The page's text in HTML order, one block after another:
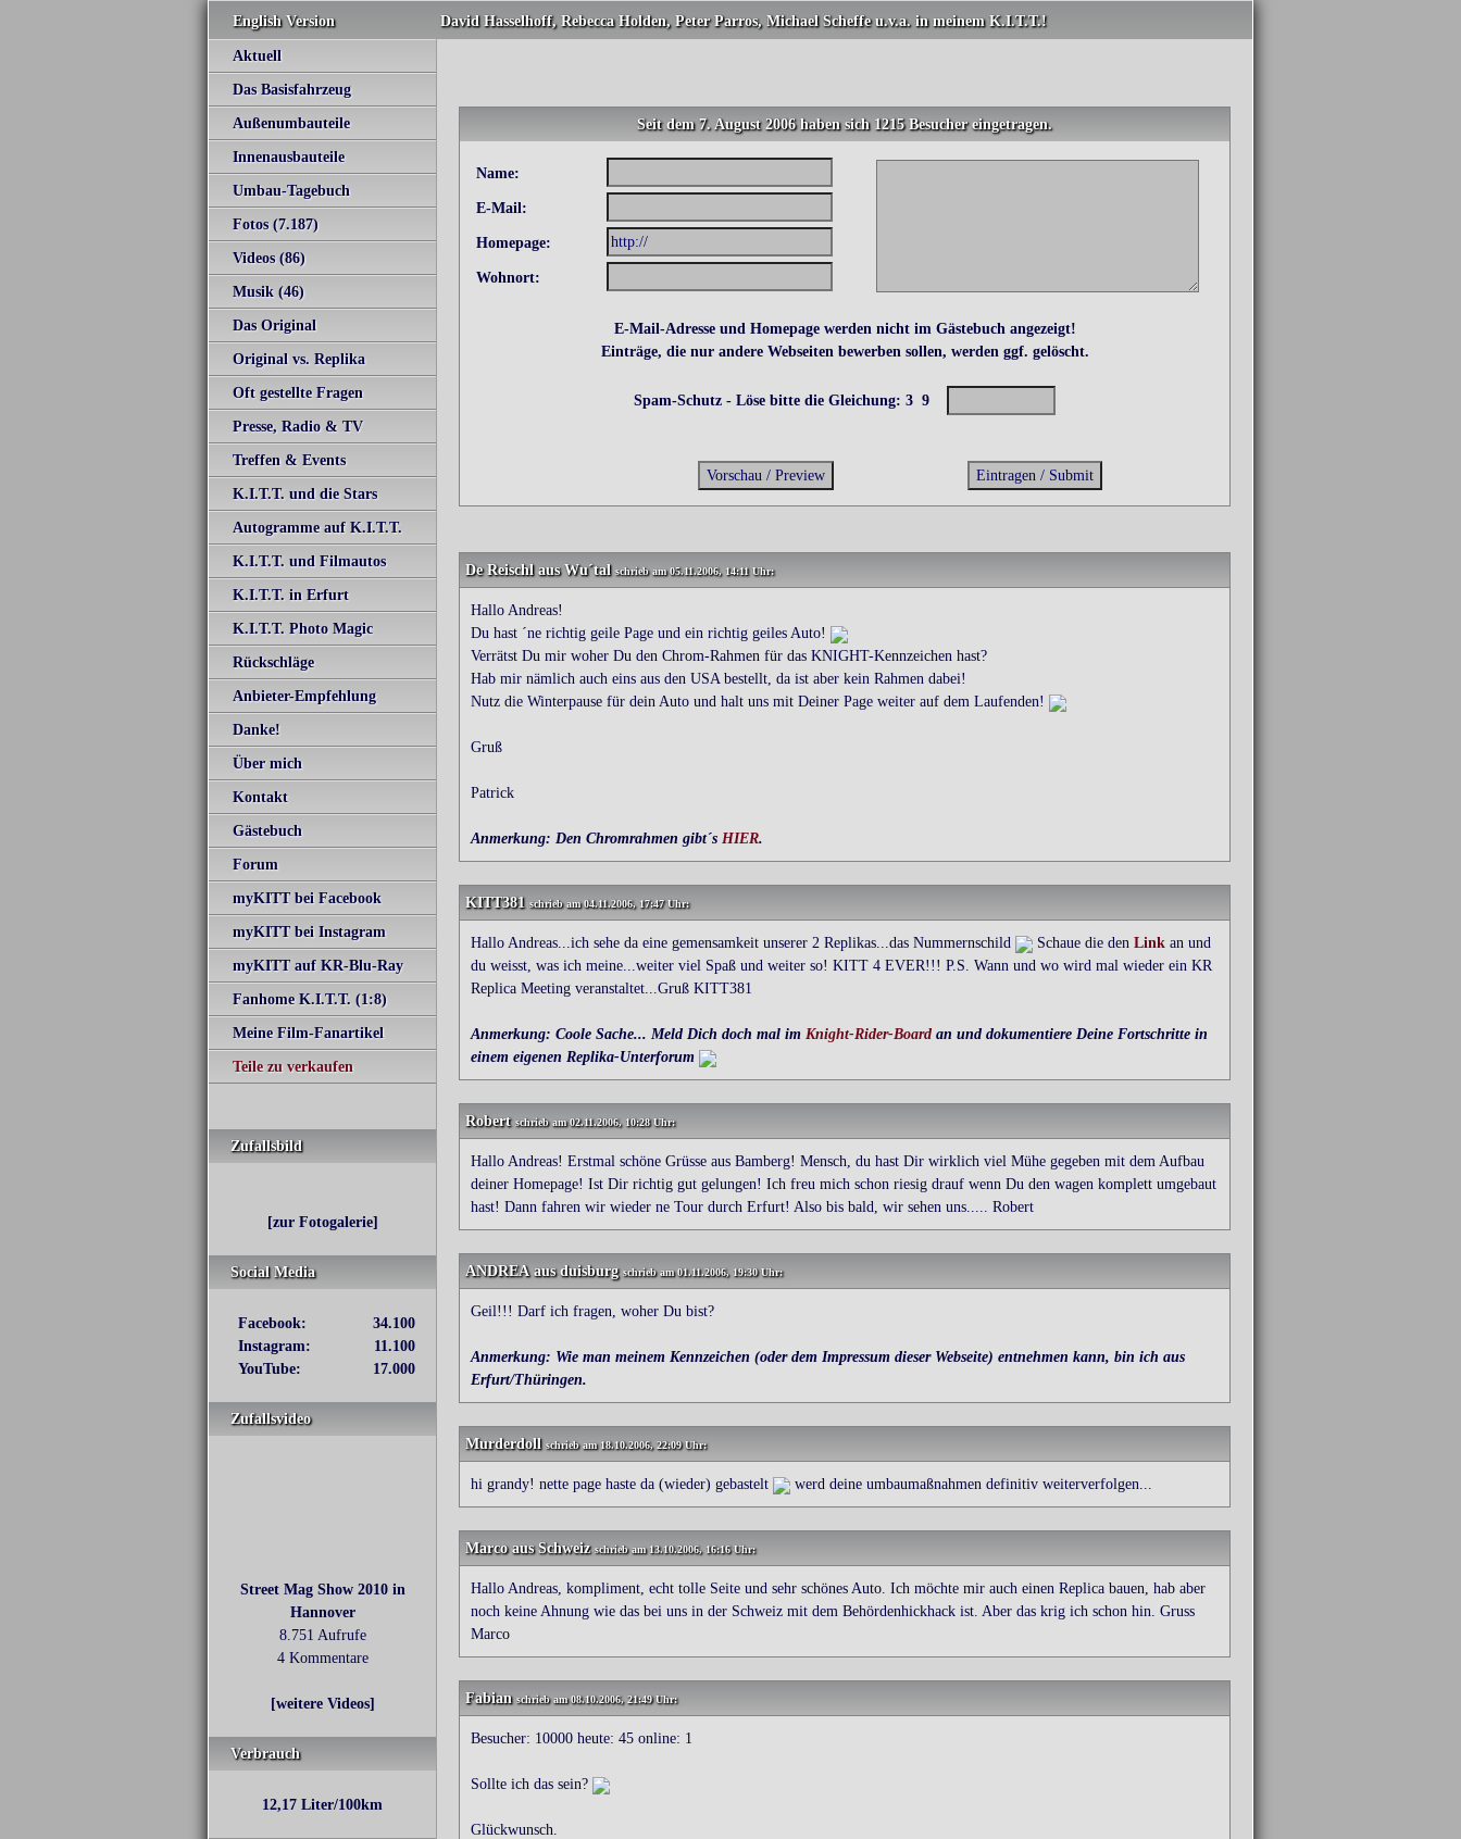
English Version David Hasselhoff, Rebecca Holden, Peter Parros, Michael Scheffe u.v.a. in meinem K.I.T.T.!
Aktuell
Das Basisfahrzeug
Außenumbauteile
Innenausbauteile
Umbau-Tagebuch
Fotos (7.187)
Videos (86)
Musik (46)
Das Original
Original vs. Replika
Oft gestellte Fragen
Presse, Radio & TV
Treffen & Events
K.I.T.T. und die Stars
Autogramme auf K.I.T.T.
K.I.T.T. und Filmautos
K.I.T.T. in Erfurt
K.I.T.T. Photo Magic
Rückschläge
Anbieter-Empfehlung
Danke!
Über mich
Kontakt
Gästebuch
Forum
myKITT bei Facebook
myKITT bei Instagram
myKITT auf KR-Blu-Ray
Fanhome K.I.T.T. (1:8)
Meine Film-Fanartikel
Teile zu verkaufen
Zufallsbild
[zur Fotogalerie]
Social Media
Facebook:
34.100
Instagram:
11.100
YouTube:
17.000
Zufallsvideo
Street Mag Show 2010 in
Hannover
8.751 Aufrufe
4 Kommentare
[weitere Videos]
Verbrauch
12,17 Liter/100km
Seit dem 7. August 2006 haben sich 1215 Besucher eingetragen.
Name:
E-Mail:
Homepage:
Wohnort:
E-Mail-Adresse und Homepage werden nicht im Gästebuch angezeigt!
Einträge, die nur andere Webseiten bewerben sollen, werden ggf. gelöscht.
Spam-Schutz - Löse bitte die Gleichung: 3 9
De Reischlaus Wu´tal schrieb am 05.11.2006, 14:11 Uhr:
Hallo Andreas!
Du hast ´ne richtig geile Page und ein richtig geiles Auto!
Verrätst Du mir woher Du den Chrom-Rahmen für das KNIGHT-Kennzeichen hast?
Hab mir nämlich auch eins aus den USA bestellt, da ist aber kein Rahmen dabei!
Nutz die Winterpause für dein Auto und halt uns mit Deiner Page weiter auf dem Laufenden!
Gruß
Patrick
Anmerkung: Den Chromrahmen gibt´s HIER.
KITT381 schrieb am 04.11.2006, 17:47 Uhr:
Hallo Andreas...ich sehe da eine gemensamkeit unserer 2 Replikas...das Nummernschild Schaue die den Link an und
du weisst, was ich meine...weiter viel Spaß und weiter so! KITT 4 EVER!!! P.S. Wann und wo wird mal wieder ein KR
Replica Meeting veranstaltet...Gruß KITT381
Anmerkung: Coole Sache... Meld Dich doch mal im Knight-Rider-Board an und dokumentiere Deine Fortschritte in
einem eigenen Replika-Unterforum
Robert schrieb am 02.11.2006, 10:28 Uhr:
Hallo Andreas! Erstmal schöne Grüsse aus Bamberg! Mensch, du hast Dir wirklich viel Mühe gegeben mit dem Aufbau
deiner Homepage! Ist Dir richtig gut gelungen! Ich freu mich schon riesig drauf wenn Du den wagen komplett umgebaut
hast! Dann fahren wir wieder ne Tour durch Erfurt! Also bis bald, wir sehen uns..... Robert
ANDREAaus duisburg schrieb am 01.11.2006, 19:30 Uhr:
Geil!!! Darf ich fragen, woher Du bist?
Anmerkung: Wie man meinem Kennzeichen (oder dem Impressum dieser Webseite) entnehmen kann, bin ich aus
Erfurt/Thüringen.
Murderdoll schrieb am 18.10.2006, 22:09 Uhr:
hi grandy! nette page haste da (wieder) gebastelt werd deine umbaumaßnahmen definitiv weiterverfolgen...
Marcoaus Schweizschrieb am 13.10.2006, 16:16 Uhr:
Hallo Andreas, kompliment, echt tolle Seite und sehr schönes Auto. Ich möchte mir auch einen Replica bauen, hab aber
noch keine Ahnung wie das bei uns in der Schweiz mit dem Behördenhickhack ist. Aber das krig ich schon hin. Gruss
Marco
Fabian schrieb am 08.10.2006, 21:49 Uhr:
Besucher: 10000 heute: 45 online: 1
Sollte ich das sein?
Glückwunsch.